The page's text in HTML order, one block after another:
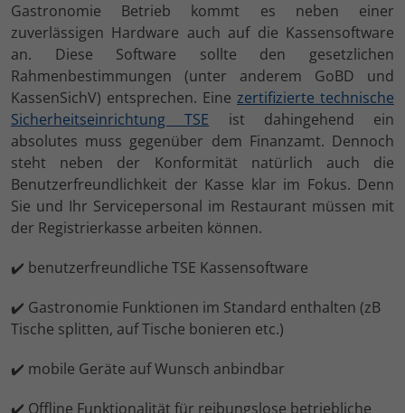
Gastronomie Betrieb kommt es neben einer
zuverlässigen Hardware auch auf die Kassensoftware
an. Diese Software sollte den gesetzlichen
Rahmenbestimmungen (unter anderem GoBD und
KassenSichV) entsprechen. Eine zertifizierte technische
Sicherheitseinrichtung TSE ist dahingehend ein
absolutes muss gegenüber dem Finanzamt. Dennoch
steht neben der Konformität natürlich auch die
Benutzerfreundlichkeit der Kasse klar im Fokus. Denn
Sie und Ihr Servicepersonal im Restaurant müssen mit
der Registrierkasse arbeiten können.
✔️ benutzerfreundliche TSE Kassensoftware
✔️ Gastronomie Funktionen im Standard enthalten (zB
Tische splitten, auf Tische bonieren etc.)
✔️ mobile Geräte auf Wunsch anbindbar
✔️ Offline Funktionalität für reibungslose betriebliche